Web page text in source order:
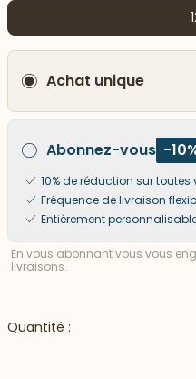
vers le bas
Achat unique
Abonnez-vous -
10% de réduction sur
Fréquence de livraison
Entièrement
En vous abonnant vous vous
livraisons.
Quantité :